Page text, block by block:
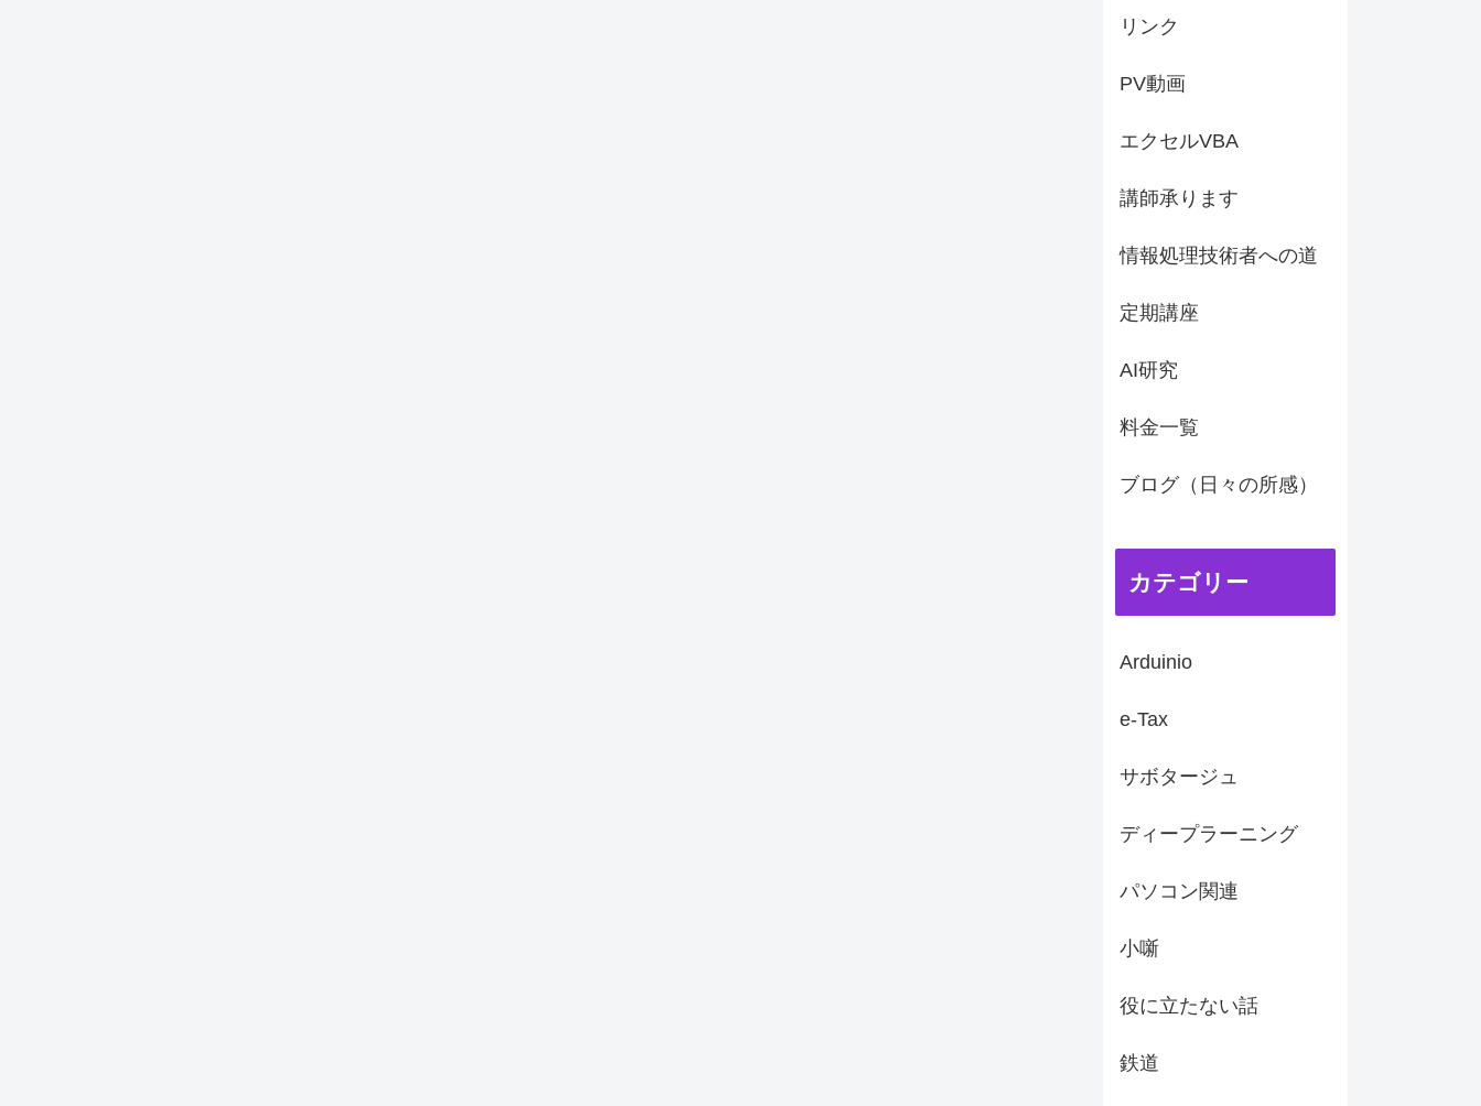
リンク
PV動画
エクセルVBA
講師承ります
情報処理技術者への道
定期講座
AI研究
料金一覧
ブログ（日々の所感）
カテゴリー
Arduinio
e-Tax
サボタージュ
ディープラーニング
パソコン関連
小噺
役に立たない話
鉄道